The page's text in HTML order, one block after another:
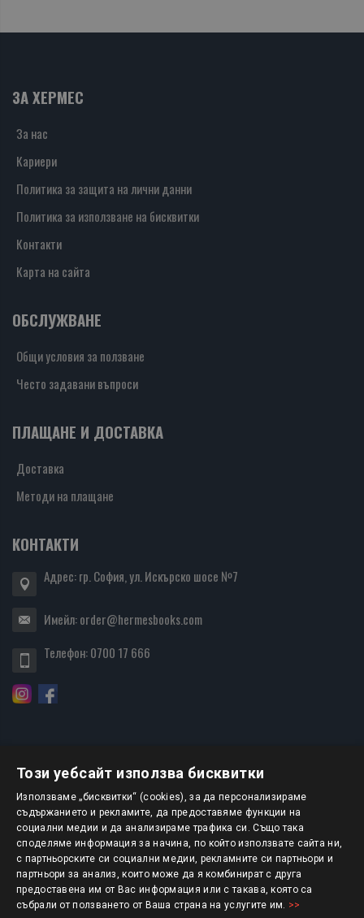
ЗА ХЕРМЕС
За нас
Кариери
Политика за защита на лични данни
Политика за използване на бисквитки
Контакти
Карта на сайта
ОБСЛУЖВАНЕ
Общи условия за ползване
Често задавани въпроси
ПЛАЩАНЕ И ДОСТАВКА
Доставка
Методи на плащане
КОНТАКТИ
Адрес: гр. София, ул. Искърско шосе №7
Имейл:order@hermesbooks.com
Телефон:0700 17 666
БЮЛЕТИН
АБОНИРАНЕ
Авторско право © 2025 HERMESBOOKS.BG
Този уебсайт използва бисквитки
Използваме „бисквитки“ (cookies), за да персонализираме
съдържанието и рекламите, да предоставяме функции на
социални медии и да анализираме трафика си. Също така
споделяме информация за начина, по който използвате сайта ни,
с партньорските си социални медии, рекламните си партньори и
партньори за анализ, които може да я комбинират с друга
предоставена им от Вас информация или с такава, която са
събрали от ползването от Ваша страна на услугите им. >>